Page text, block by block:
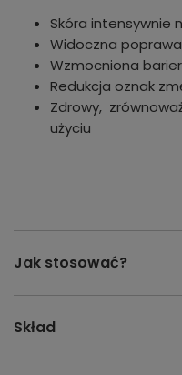
Skóra intensywnie
Widoczna
Wzmocniona
Redukcja oznak
Zdrowy,
użyciu
Jak stosować?
Skład